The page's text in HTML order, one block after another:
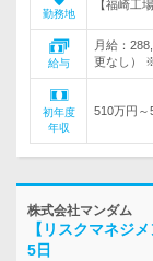
勤務地
【福崎
給与
月給：
更なし）
初年度
年収
510万円～
株式会社マンダム
【リスクマネジ
5日